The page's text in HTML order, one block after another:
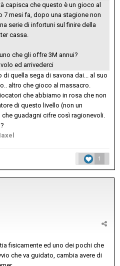
capisca che questo è un gioco al
7 mesi fa, dopo una stagione non
serie di infortuni sul finire della
cassa.
che gli offre 3M annui?
ed arrivederci
quella sega di savona dai... al suo
altro che gioco al massacro.
che abbiamo in rosa che non
di questo livello (non un
guadagni cifre così ragionevoli.
1
fisicamente ed uno dei pochi che
che va guidato, cambia avere di